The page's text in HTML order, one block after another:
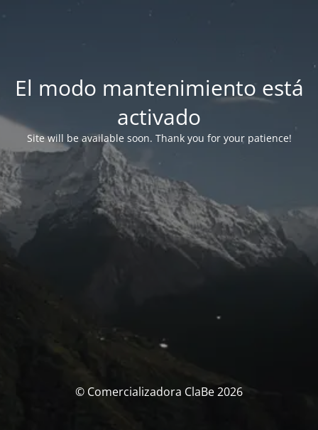
El modo mantenimiento está
activado
Site will be available soon. Thank you for your patience!
© Comercializadora ClaBe 2026